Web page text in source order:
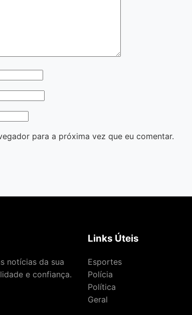
para a próxima vez que eu comentar.
notícias da sua
e confiança.
Links Úteis
Esportes
Polícia
Política
Geral